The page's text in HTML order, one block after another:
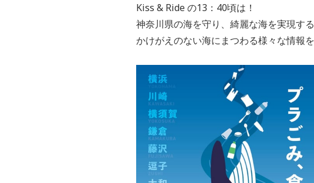
Kiss & Ride の13：40頃は！
神奈川県の海を守り、綺麗な海を実現す
かけがえのない海にまつわる様々な情報